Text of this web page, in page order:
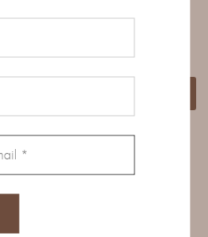
Carati 0.30-0.39
480,00€